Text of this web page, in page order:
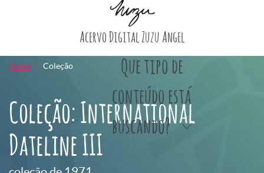
Acervo Digital Zuzu Angel
Que tipo de
conteúdo está
buscando?
Home Coleção
Coleção: International
Dateline III